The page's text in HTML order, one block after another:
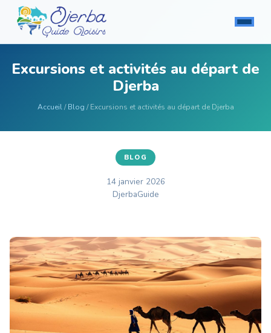
Excursions et activités au départ de
Djerba
Accueil/Blog / Excursions et activités au départ de Djerba
BLOG
14 janvier 2026
DjerbaGuide